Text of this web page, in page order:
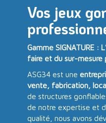
Vos jeux
Gamme SIGNATURE :
faire et du sur-mesure
ASG34 est une
vente, fabrication,
de structures
de notre expertise et
qualité, nous avons